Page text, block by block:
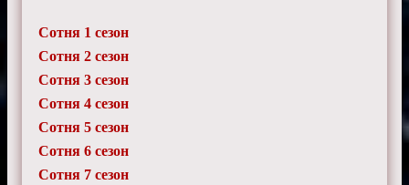
Сотня 1 сезон
Сотня 2 сезон
Сотня 3 сезон
Сотня 4 сезон
Сотня 5 сезон
Сотня 6 сезон
Сотня 7 сезон